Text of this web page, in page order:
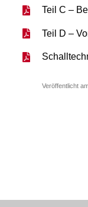
Teil C –
Teil D –
Veröffentlicht